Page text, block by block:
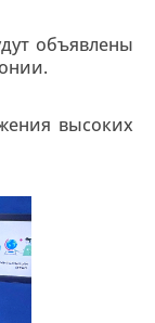
объявлены
высоких